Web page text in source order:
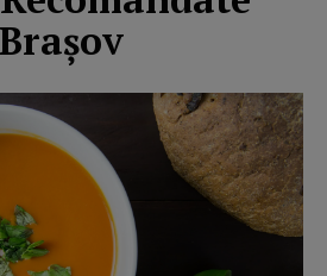
Brașov